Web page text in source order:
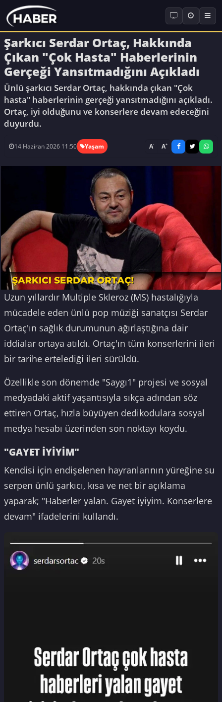
Şarkıcı Serdar Ortaç, Hakkında
Çıkan "Çok Hasta" Haberlerinin
Gerçeği Yansıtmadığını Açıkladı
Ünlü şarkıcı Serdar Ortaç, hakkında çıkan "Çok
hasta" haberlerinin gerçeği yansıtmadığını açıkladı.
Ortaç, iyi olduğunu ve konserlere devam edeceğini
duyurdu.
14 Haziran 2026 11:50 Yaşam A- A+
Uzun yıllardır Multiple Skleroz (MS) hastalığıyla
mücadele eden ünlü pop müziği sanatçısı Serdar
Ortaç'ın sağlık durumunun ağırlaştığına dair
iddialar ortaya atıldı. Ortaç'ın tüm konserlerini ileri
bir tarihe ertelediği ileri sürüldü.
Özellikle son dönemde "Saygı1" projesi ve sosyal
medyadaki aktif yaşantısıyla sıkça adından söz
ettiren Ortaç, hızla büyüyen dedikodulara sosyal
medya hesabı üzerinden son noktayı koydu.
"GAYET İYİYİM"
Kendisi için endişelenen hayranlarının yüreğine su
serpen ünlü şarkıcı, kısa ve net bir açıklama
yaparak; "Haberler yalan. Gayet iyiyim. Konserlere
devam" ifadelerini kullandı.